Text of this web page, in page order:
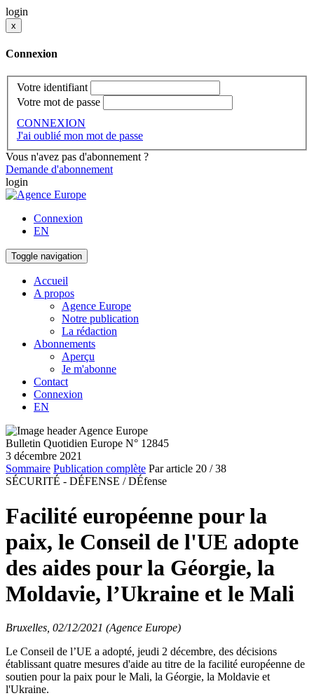
login
x
Connexion
Votre identifiant
Votre mot de passe
CONNEXION
J'ai oublié mon mot de passe
Vous n'avez pas d'abonnement ?
Demande d'abonnement
login
Connexion
EN
Toggle navigation
Accueil
A propos
Agence Europe
Notre publication
La rédaction
Abonnements
Aperçu
Je m'abonne
Contact
Connexion
EN
Bulletin Quotidien Europe N° 12845
3 décembre 2021
Sommaire Publication complète Par article 20 / 38
SÉCURITÉ - DÉFENSE / DÉfense
Facilité européenne pour la
paix, le Conseil de l'UE adopte
des aides pour la Géorgie, la
Moldavie, l’Ukraine et le Mali
Bruxelles, 02/12/2021 (Agence Europe)
Le Conseil de l’UE a adopté, jeudi 2 décembre, des décisions
établissant quatre mesures d'aide au titre de la facilité européenne de
soutien pour la paix pour le Mali, la Géorgie, la Moldavie et
l'Ukraine.